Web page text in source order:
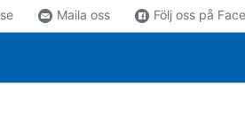
Maila oss Följ oss på